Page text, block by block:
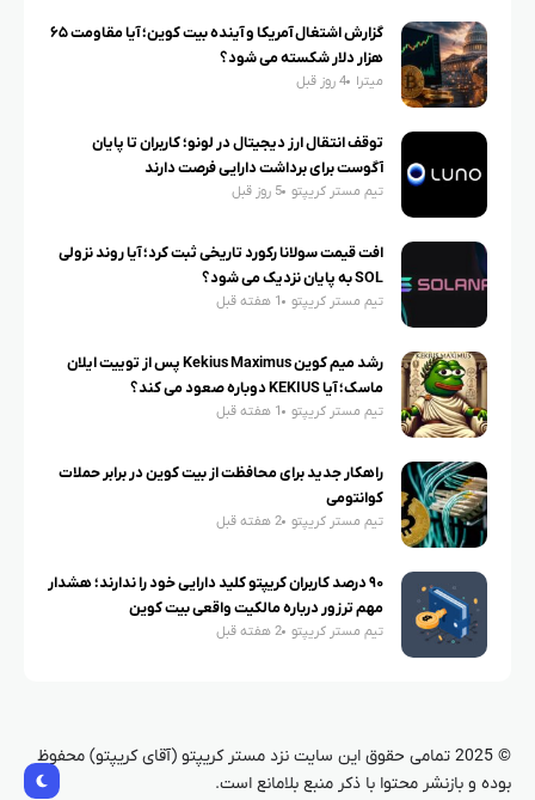
گزارش اشتغال آمریکا و آینده بیت کوین؛ آیا مقاومت ۶۵
هزار دلار شکسته می شود؟
میترا 4 روز قبل
توقف انتقال ارز دیجیتال در لونو؛ کاربران تا پایان
آگوست برای برداشت دارایی فرصت دارند
تیم مستر کریپتو 5 روز قبل
افت قیمت سولانا رکورد تاریخی ثبت کرد؛ آیا روند نزولی
SOL به پایان نزدیک می شود؟
تیم مستر کریپتو 1 هفته قبل
رشد میم کوین Kekius Maximus پس از توییت ایلان
ماسک؛ آیا KEKIUS دوباره صعود می کند؟
تیم مستر کریپتو 1 هفته قبل
راهکار جدید برای محافظت از بیت کوین در برابر حملات
کوانتومی
تیم مستر کریپتو 2 هفته قبل
۹۰ درصد کاربران کریپتو کلید دارایی خود را ندارند؛ هشدار
مهم ترزور درباره مالکیت واقعی بیت کوین
تیم مستر کریپتو 2 هفته قبل
© 2025 تمامی حقوق این سایت نزد مستر کریپتو (آقای کریپتو) محفوظ
بوده و بازنشر محتوا با ذکر منبع بلامانع است.